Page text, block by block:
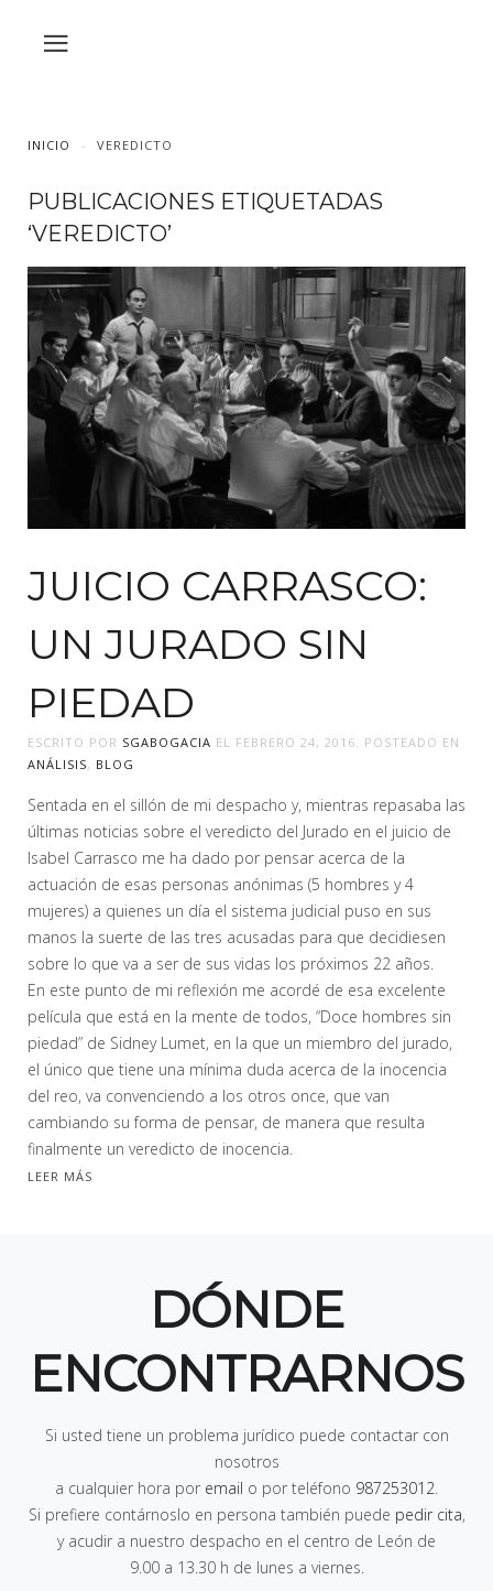
INICIO VEREDICTO
PUBLICACIONES ETIQUETADAS
‘VEREDICTO’
JUICIO CARRASCO:
UN JURADO SIN
PIEDAD
ESCRITO POR SGABOGACIA EL FEBRERO 24, 2016 . POSTEADO EN
ANÁLISIS, BLOG
Sentada en el sillón de mi despacho y, mientras repasaba las
últimas noticias sobre el veredicto del Jurado en el juicio de
Isabel Carrasco me ha dado por pensar acerca de la
actuación de esas personas anónimas (5 hombres y 4
mujeres) a quienes un día el sistema judicial puso en sus
manos la suerte de las tres acusadas para que decidiesen
sobre lo que va a ser de sus vidas los próximos 22 años.
En este punto de mi reflexión me acordé de esa excelente
película que está en la mente de todos, “Doce hombres sin
piedad” de Sidney Lumet, en la que un miembro del jurado,
el único que tiene una mínima duda acerca de la inocencia
del reo, va convenciendo a los otros once, que van
cambiando su forma de pensar, de manera que resulta
finalmente un veredicto de inocencia.
LEER MÁS
DÓNDE
ENCONTRARNOS
Si usted tiene un problema jurídico puede contactar con
nosotros
a cualquier hora por email o por teléfono 987253012.
Si prefiere contárnoslo en persona también puede pedir cita,
y acudir a nuestro despacho en el centro de León de
9.00 a 13.30 h de lunes a viernes.